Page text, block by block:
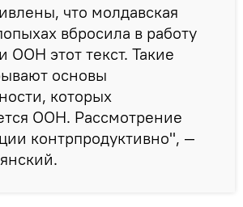
что молдавская
вбросила в работу
ООН этот текст. Такие
основы
которых
ООН. Рассмотрение
контрпродуктивно", —